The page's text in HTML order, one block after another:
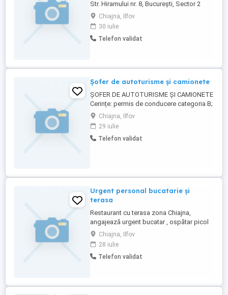
Str. Hiramului nr. 8, București, Sector 2
Condiții: Limba engleză minim B1 Studii
gimnaziale Experiența nu este necesară
Program 8h zi - 40h săpt Activitatea se
desfășoară în condiții normale la punctul
Chiajna, Ilfov
30 iulie
Telefon validat
Șofer de autoturisme și camionete
ȘOFER DE AUTOTURISME ȘI CAMIONETE
Cerințe: permis de conducere categoria B;
seriozitate și responsabilitate; apt pentru
muncă; experiența constituie avantaj.
Beneficii: contract individual de muncă;
salariu motivant; mediu de lucru stabil.
Chiajna, Ilfov
29 iulie
Telefon validat
Urgent personal bucatarie și
terasa
Restaurant cu terasa zona Chiajna,
angajează urgent bucatar , ospătar picol
cu experiență. Condiții avantajoase,
program flexibil, salariul motivant. Detalii
suplimentare la
Chiajna, Ilfov
28 iulie
Telefon validat